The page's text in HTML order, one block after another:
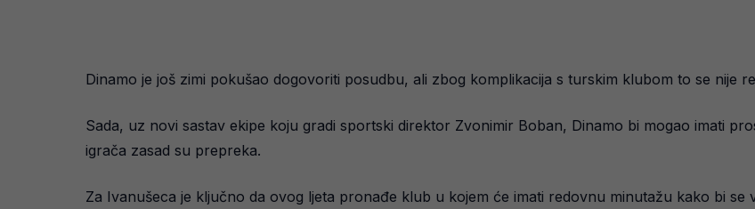
Dinamo je još zimi pokušao dogovoriti posudbu, ali zbog komplikacija s turskim klubom to se nije
Sada, uz novi sastav ekipe koju gradi sportski direktor Zvonimir Boban, Dinamo bi mogao imati
igrača zasad su prepreka.
Za Ivanušeca je ključno da ovog ljeta pronađe klub u kojem će imati redovnu minutažu kako bi